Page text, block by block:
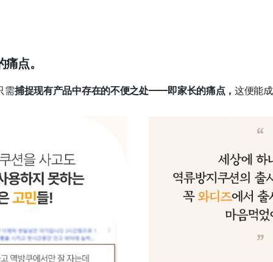
点。
需捕捉现有产品中存在的不便之处——即家长的痛点，这便能